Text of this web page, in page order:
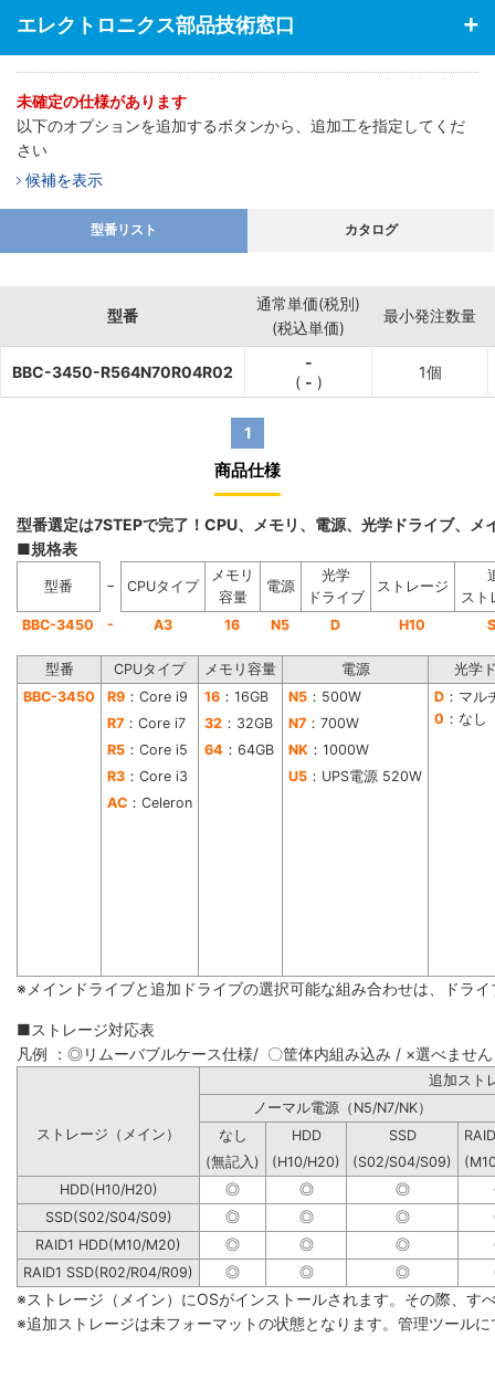
エレクトロニクス部品技術窓口
未確定の仕様があります
以下のオプションを追加するボタンから、追加工を指定してくだ
さい
候補を表示
型番リスト カタログ
型番
通常単価(税別)
(税込単価)
最小発注数量
BBC-3450-R564N70R04R02
-
( - )
1個
1
商品仕様
型番選定は7STEPで完了！CPU、メモリ、電源、光学ドライブ、
■規格表
型番 − CPUタイプ
メモリ
容量
電源
光学
ドライブ
ストレージ
スト
BBC-3450
- A3 16 N5 D H10
型番 CPUタイプ メモリ容量 電源
光学
BBC-3450
R9 ：Core i9 16 ：16GB N5 ：500W D ：マル
0 ：なし
R7 ：Core i7 32 ：32GB N7 ：700W
R5 ：Core i5 64 ：64GB NK ：1000W
R3 ：Core i3 U5 ：UPS電源 520W
AC ：Celeron
※メインドライブと追加ドライブの選択可能な組み合わせは、ドラ
■ストレージ対応表
凡例 ：◎リムーバブルケース仕様/ 〇筐体内組み込み / ×選べません
追
ノーマル電源（N5/N7/NK）
ストレージ（メイン）
なし HDD SSD
(無記入)
(H10/H20) (S02/S04/S09)
HDD(H10/H20)
◎ ◎ ◎
SSD(S02/S04/S09)
◎ ◎ ◎
RAID1 HDD(M10/M20)
◎ ◎ ◎
RAID1 SSD(R02/R04/R09)
◎ ◎ ◎
※ストレージ（メイン）にOSがインストールされます。その際、す
※追加ストレージは未フォーマットの状態となります。管理ツール